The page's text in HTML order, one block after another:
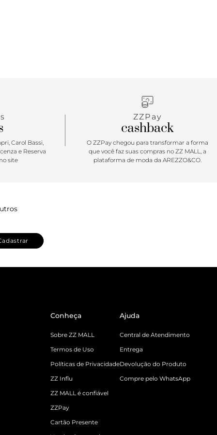
Carol Bassi,
e Reserva
site
ZZPay
cashback
O ZZPay chegou para transformar a forma
que você faz suas compras no ZZ MALL, a
plataforma de moda da AREZZO&CO.
Conheça
Sobre ZZ MALL
Termos de Uso
Políticas de Privacidade
ZZ Influ
ZZ MALL é confiável
ZZPay
Cartão Presente
Ajuda
Central de Atendimento
Entrega
Devolução do Produto
Compre pelo WhatsApp